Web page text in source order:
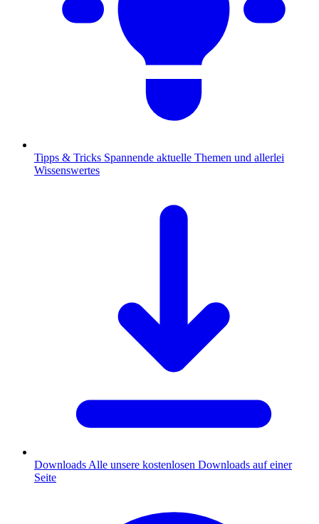
Tipps & Tricks Spannende aktuelle Themen und allerlei
Wissenswertes
Downloads Alle unsere kostenlosen Downloads auf einer
Seite